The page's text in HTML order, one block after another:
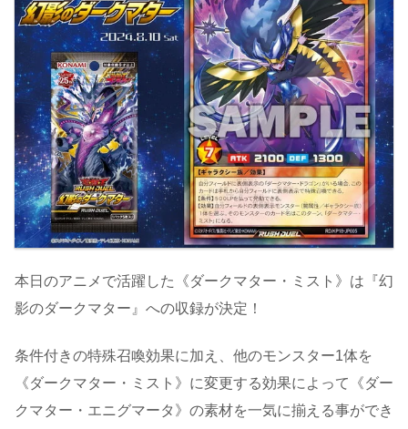
本日のアニメで活躍した《ダークマター・ミスト》は『幻
影のダークマター』への収録が決定！
条件付きの特殊召喚効果に加え、他のモンスター1体を
《ダークマター・ミスト》に変更する効果によって《ダー
クマター・エニグマータ》の素材を一気に揃える事ができ